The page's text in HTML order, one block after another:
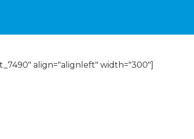
align="alignleft" width="300"]